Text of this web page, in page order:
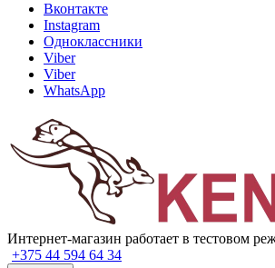
Вконтакте
Instagram
Одноклассники
Viber
Viber
WhatsApp
Интернет-магазин работает в тестовом
+375 44 594 64 34